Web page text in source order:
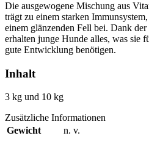
Die ausgewogene Mischung aus
trägt zu einem starken
einem glänzenden Fell bei. Dank
erhalten junge Hunde alles, was sie
gute Entwicklung benötigen.
Inhalt
3 kg und 10 kg
Zusätzliche Informationen
Gewicht
n. v.